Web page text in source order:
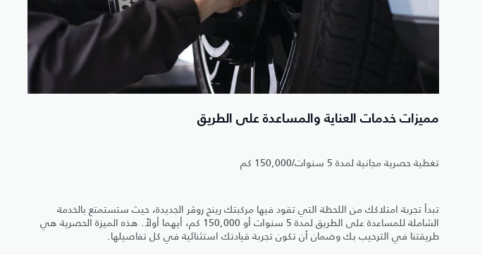
مميزات خدمات العناية والمساعدة على الطريق
تغطية حصرية مجانية لمدة 5 سنوات/150,000 كم
تبدأ تجربة امتلاكك من اللحظة التي تقود فيها مركبتك رينج روڤر الجديدة، حيث ستستمتع بالخدمة
الشاملة للمساعدة على الطريق لمدة 5 سنوات أو 150,000 كم، أيهما أولاً. هذه الميزة الحصرية هي
طريقتنا في الترحيب بك وضمان أن تكون تجربة قيادتك استثنائية في كل تفاصيلها.